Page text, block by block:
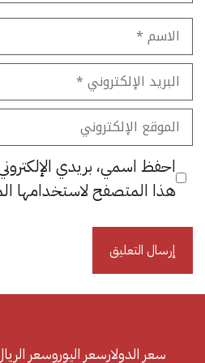
الاسم
البريد
الإلكتروني
الموقع
الإلكتروني
احفظ اسمي، بريدي
هذا المتصفح لاستخدامها
سعر الدولارسعر اليوروسعر